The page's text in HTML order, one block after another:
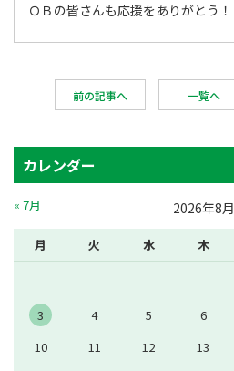
ＯＢの皆さんも応援をありがとう！
前の記事へ 一覧へ
カレンダー
2026年8月
月 火 水 木
3
4 5 6
10
11 12 13
« 7月